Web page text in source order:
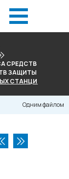
СРЕДСТВ ЗАЩИТЫ
ЗАЩИТЫ ДАННЫХ
СТАНЦИЙ
Одним файлом